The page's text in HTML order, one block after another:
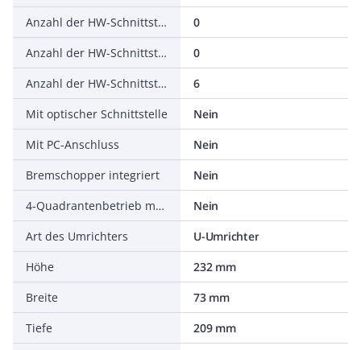
Anzahl der HW-Schnittstellen USB
0
Anzahl der HW-Schnittstellen parallel
0
Anzahl der HW-Schnittstellen sonstige
6
Mit optischer Schnittstelle
Nein
Mit PC-Anschluss
Nein
Bremschopper integriert
Nein
4-Quadrantenbetrieb möglich
Nein
Art des Umrichters
U-Umrichter
Höhe
232 mm
Breite
73 mm
Tiefe
209 mm